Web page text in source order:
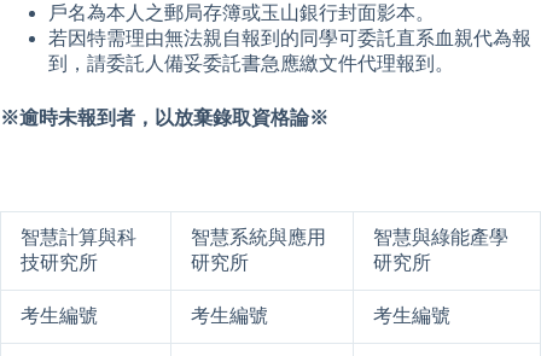
戶名為本人之郵局存簿或玉山銀行封面影本。
若因特需理由無法親自報到的同學可委託直系血親代為報
到，請委託人備妥委託書急應繳文件代理報到。
※逾時未報到者，以放棄錄取資格論※
智慧計算與科
技研究所
智慧系統與應用
研究所
智慧與綠能產學
研究所
考生編號 考生編號 考生編號